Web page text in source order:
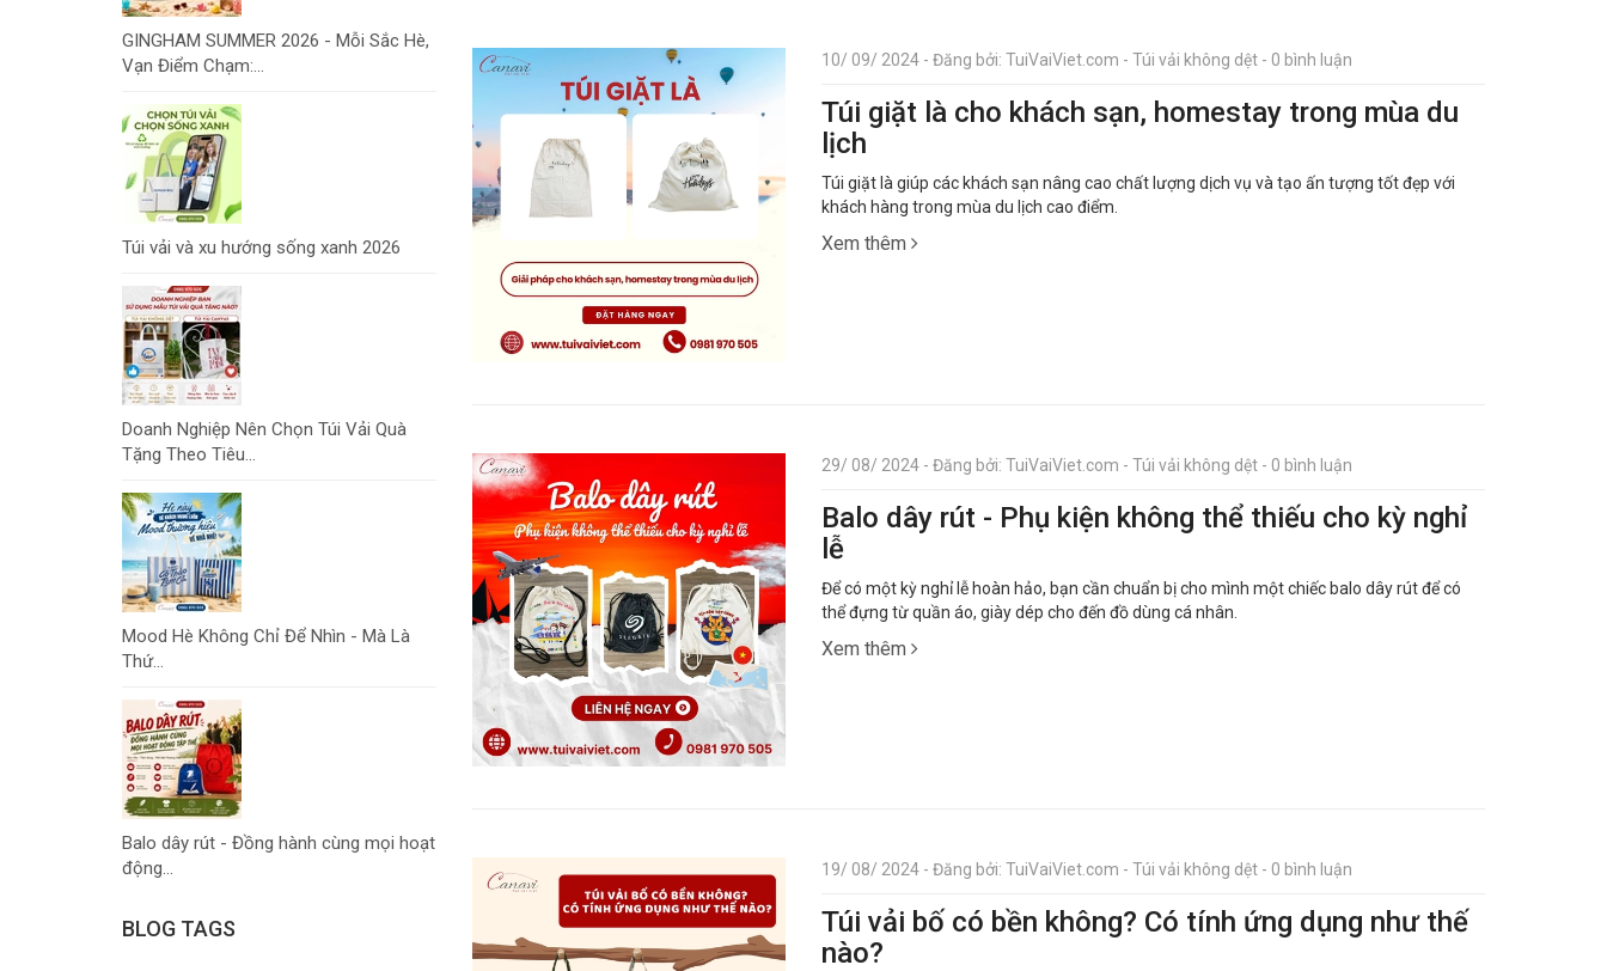
GINGHAM SUMMER 2026 - Mỗi Sắc Hè,
Vạn Điểm Chạm:...
Túi vải và xu hướng sống xanh 2026
Doanh Nghiệp Nên Chọn Túi Vải Quà
Tặng Theo Tiêu...
Mood Hè Không Chỉ Để Nhìn - Mà Là
Thứ...
Balo dây rút - Đồng hành cùng mọi hoạt
động...
BLOG TAGS
10/ 09/ 2024 - Đăng bởi: TuiVaiViet.com - Túi vải không dệt - 0 bình luận
Túi giặt là cho khách sạn, homestay trong mùa du
lịch
Túi giặt là giúp các khách sạn nâng cao chất lượng dịch vụ và tạo ấn tượng tốt đẹp với
khách hàng trong mùa du lịch cao điểm.
Xem thêm
29/ 08/ 2024 - Đăng bởi: TuiVaiViet.com - Túi vải không dệt - 0 bình luận
Balo dây rút - Phụ kiện không thể thiếu cho kỳ nghỉ
lễ
Để có một kỳ nghỉ lễ hoàn hảo, bạn cần chuẩn bị cho mình một chiếc balo dây rút để có
thể đựng từ quần áo, giày dép cho đến đồ dùng cá nhân.
Xem thêm
19/ 08/ 2024 - Đăng bởi: TuiVaiViet.com - Túi vải không dệt - 0 bình luận
Túi vải bố có bền không? Có tính ứng dụng như thế
nào?